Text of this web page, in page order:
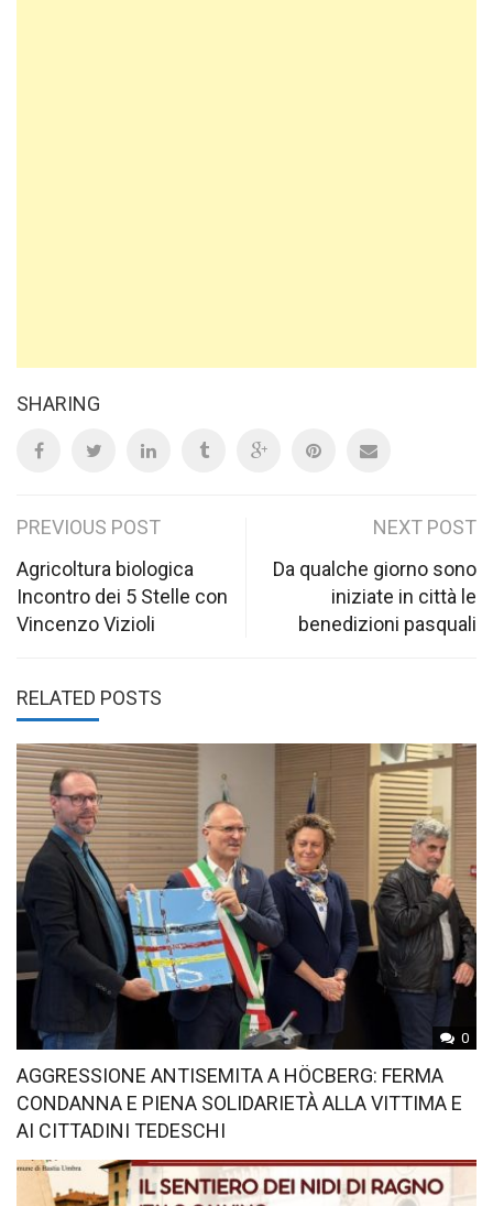
SHARING
Post
navigation
PREVIOUS POST
Agricoltura biologica
Incontro dei 5 Stelle con
Vincenzo Vizioli
NEXT POST
Da qualche giorno sono
iniziate in città le
benedizioni pasquali
RELATED POSTS
0
AGGRESSIONE ANTISEMITA A HÖCBERG: FERMA
CONDANNA E PIENA SOLIDARIETÀ ALLA VITTIMA E
AI CITTADINI TEDESCHI